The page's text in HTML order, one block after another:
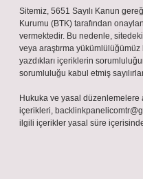
Sitemiz, 5651 Sayılı Kanun
Kurumu (BTK) tarafından
vermektedir. Bu nedenle,
veya araştırma
yazdıkları içeriklerin
sorumluluğu kabul etmiş
Hukuka ve yasal düzenlemelere
içerikleri,
ilgili içerikler yasal süre